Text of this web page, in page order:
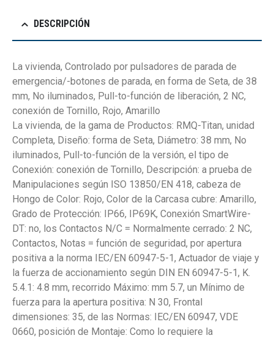
DESCRIPCIÓN
La vivienda, Controlado por pulsadores de parada de
emergencia/-botones de parada, en forma de Seta, de 38
mm, No iluminados, Pull-to-función de liberación, 2 NC,
conexión de Tornillo, Rojo, Amarillo
La vivienda, de la gama de Productos: RMQ-Titan, unidad
Completa, Diseño: forma de Seta, Diámetro: 38 mm, No
iluminados, Pull-to-función de la versión, el tipo de
Conexión: conexión de Tornillo, Descripción: a prueba de
Manipulaciones según ISO 13850/EN 418, cabeza de
Hongo de Color: Rojo, Color de la Carcasa cubre: Amarillo,
Grado de Protección: IP66, IP69K, Conexión SmartWire-
DT: no, los Contactos N/C = Normalmente cerrado: 2 NC,
Contactos, Notas = función de seguridad, por apertura
positiva a la norma IEC/EN 60947-5-1, Actuador de viaje y
la fuerza de accionamiento según DIN EN 60947-5-1, K.
5.4.1: 4.8 mm, recorrido Máximo: mm 5.7, un Mínimo de
fuerza para la apertura positiva: N 30, Frontal
dimensiones: 35, de las Normas: IEC/EN 60947, VDE
0660, posición de Montaje: Como lo requiere la